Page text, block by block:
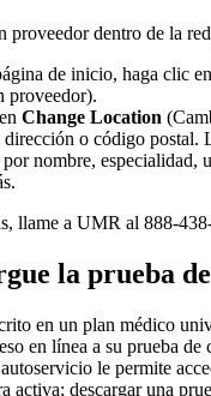
proveedor dentro de la
de inicio, haga clic en
proveedor).
Change Location
dirección o código postal.
nombre, especialidad,
llame a UMR al 888-
la prueba
en un plan médico
en línea a su prueba de
le permite
activa; descargar una